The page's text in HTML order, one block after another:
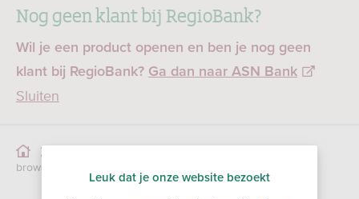
Nog geen klant bij RegioBank?
Wil je een product openen en ben je nog geen
klant bij RegioBank? Ga dan naar ASN Bank
Sluiten
browsercode
Leuk dat je onze website bezoekt